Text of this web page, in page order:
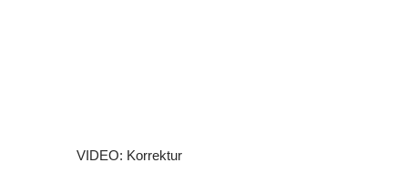
VIDEO: Korrektur